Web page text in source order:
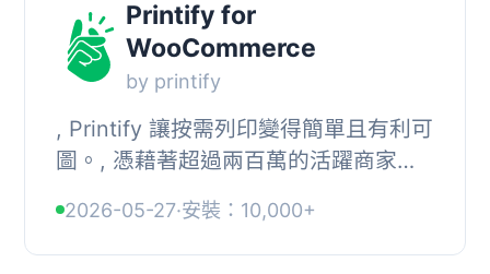
Printify for
WooCommerce
by printify
, Printify 讓按需列印變得簡單且有利可
圖。, 憑藉著超過兩百萬的活躍商家，
求的領先解決方案。任何商家都可以在
幾秒鐘...
2026-05-27·安裝：10,000+